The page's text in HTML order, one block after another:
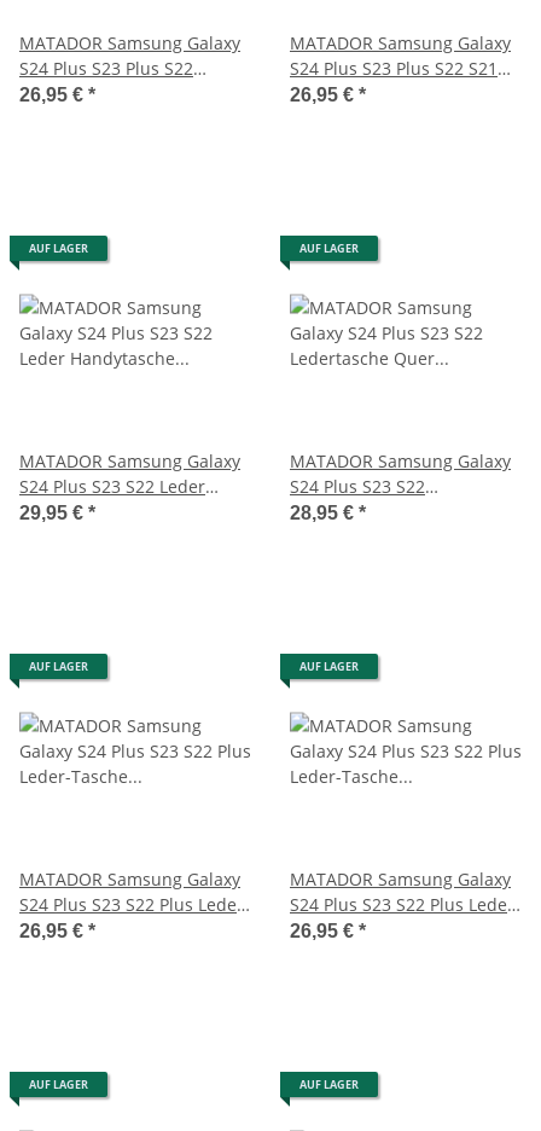
MATADOR Samsung Galaxy
S24 Plus S23 Plus S22
Ledertasche Braun
26,95 € *
MATADOR Samsung Galaxy
S24 Plus S23 Plus S22 S21
Ledercase Braun
26,95 € *
AUF LAGER
MATADOR Samsung Galaxy
S24 Plus S23 S22 Leder
Handytasche Schwarz
29,95 € *
AUF LAGER
MATADOR Samsung Galaxy
S24 Plus S23 S22
Ledertasche Quer Braun
28,95 € *
AUF LAGER
MATADOR Samsung Galaxy
S24 Plus S23 S22 Plus Leder-
Tasche Schwarz
26,95 € *
AUF LAGER
MATADOR Samsung Galaxy
S24 Plus S23 S22 Plus Leder-
Tasche Schwarz
26,95 € *
AUF LAGER AUF LAGER